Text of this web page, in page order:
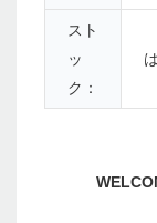
スト
ッ
ク：